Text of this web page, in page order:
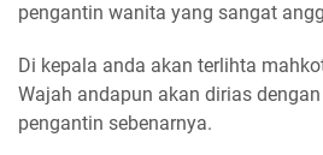
pengantin wanita yang sangat
Di kepala anda akan terlihta
Wajah andapun akan dirias
pengantin sebenarnya.